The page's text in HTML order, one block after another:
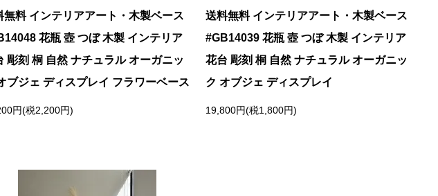
無料 インテリアアート・木製ベース
花瓶 壺 つぼ 木製 インテリア
彫刻 桐 自然 ナチュラル オーガニッ
ブジェ ディスプレイ フラワーベース
円(税2,200円)
送料無料 インテリアアート・木製ベース
#GB14039 花瓶 壺 つぼ 木製 インテリア
花台 彫刻 桐 自然 ナチュラル オーガニッ
ク オブジェ ディスプレイ
19,800円(税1,800円)